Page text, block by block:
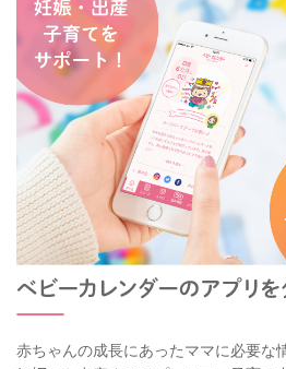
赤ちゃんの成長にあったママに必要な